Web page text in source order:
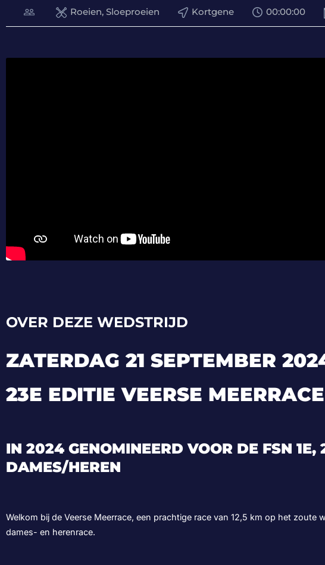
Roeien, Sloeproeien Kortgene 00:00:00
OVER DEZE WEDSTRIJD
ZATERDAG 21 SEPTEMBER
23E EDITIE VEERSE MEERRACE
IN 2024 GENOMINEERD VOOR DE FSN 1E,
DAMES/HEREN
Welkom bij de Veerse Meerrace, een prachtige race van 12,5 km op het zoute
dames- en herenrace.